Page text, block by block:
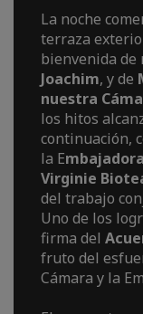
La noche
terraza
bienvenida de
Joachim, y de
nuestra
los hitos
continuación,
la E
Virginie
del trabajo
Uno de los
firma del
fruto del
Cámara y la